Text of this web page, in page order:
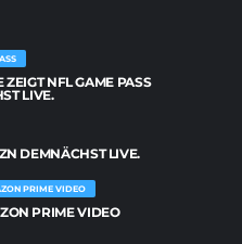
ZEIGT NFL GAME PASS
LIVE.
DEMNÄCHST LIVE.
PRIME VIDEO
PRIME VIDEO